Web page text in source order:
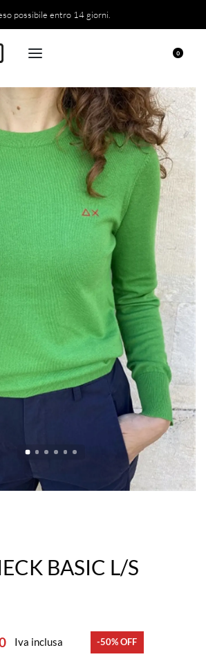
possibile entro 14 giorni.
0
BASIC L/S
Iva inclusa -50% OFF